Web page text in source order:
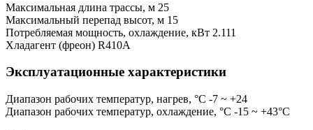
Максимальная длина трассы, м 25
Максимальный перепад высот, м 15
Потребляемая мощность, охлаждение, кВт 2.111
Хладагент (фреон) R410A
Эксплуатационные характеристики
Диапазон рабочих температур, нагрев, °C -7 ~ +24
Диапазон рабочих температур, охлаждение, °C -15 ~ +43°С